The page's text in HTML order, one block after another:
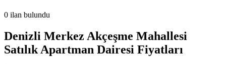
0 ilan bulundu
Denizli Merkez Akçeşme Mahallesi
Satılık Apartman Dairesi Fiyatları